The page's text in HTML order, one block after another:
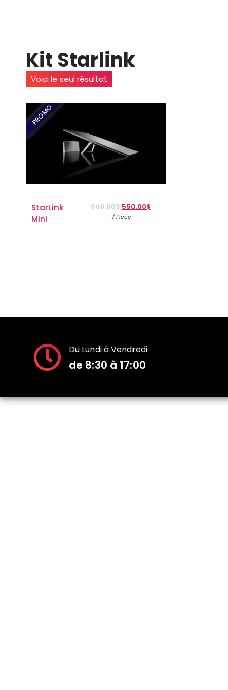
Kit Starlink
Voici le seul résultat
PROMO
StarLink
Mini
660.00$ Le
prix
550.00$
Le
/ Pièce
Du Lundi à Vendredi
de 8:30 à 17:00